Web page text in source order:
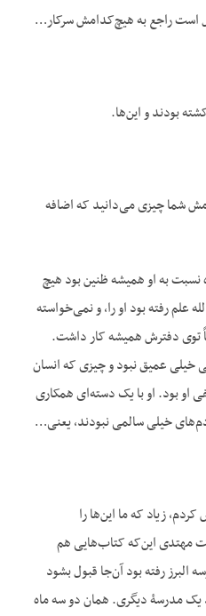
است راجع به هیچ‌کدامش سرکار…
بودند و این‌ها.
شما چیزی می‌دانید که اضافه
به او همیشه ظنین بود هیچ
علم رفته بود او را، و نمی‌خواسته
توی دفترش همیشه کار داشت.
خیلی عمیق نبود و چیزی که انسان
او بود. او با یک دسته‌ای همکاری
خیلی سالمی نبودند، یعنی…
زیاد که ما این‌ها را
مهتدی این‌که کتاب‌هایی هم
رفته بود آن‌جا قبول بشود
یک مدرسۀ دیگری. همان دو سه ماه